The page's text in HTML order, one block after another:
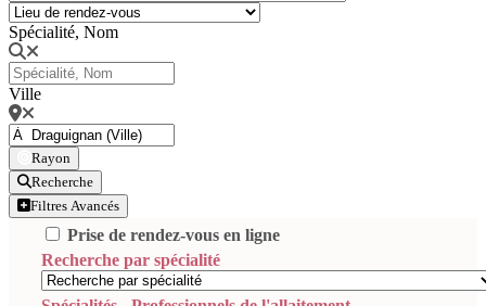
Spécialité, Nom
Ville
Rayon
Recherche
Filtres Avancés
Prise de rendez-vous en ligne
Recherche par spécialité